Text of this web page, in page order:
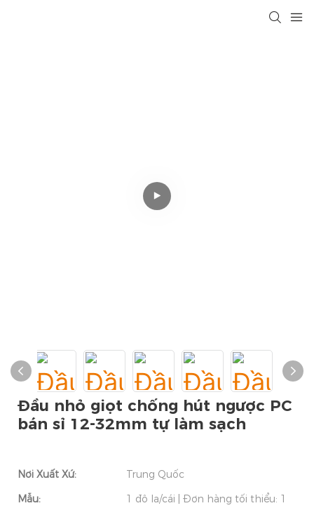
Đầu nhỏ giọt chống hút ngược PC
bán sỉ 12-32mm tự làm sạch
Nơi Xuất Xứ:
Trung Quốc
Mẫu:
1 đô la/cái | Đơn hàng tối thiểu: 1